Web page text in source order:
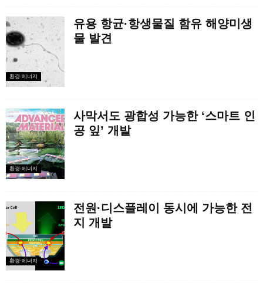
환경·에너지
유용 항균·항생물질 함유 해양미생
물 발견
환경·에너지
사막서도 광합성 가능한 ‘스마트 인
공 잎’ 개발
환경·에너지
전원·디스플레이 동시에 가능한 전
지 개발